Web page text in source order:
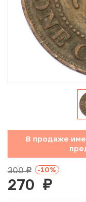
Юбилейные монеты
Памятные и
Иностранные
Неофициальные
Античные и
Наборы монет
Инвестиционные
В продаже
300руб. -10%
270 руб.